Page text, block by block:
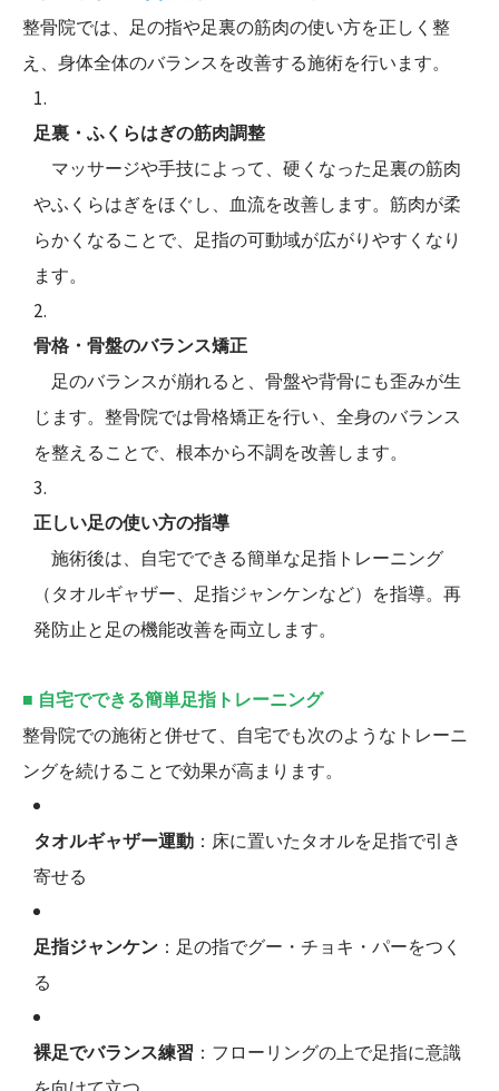
整骨院では、足の指や足裏の筋肉の使い方を正しく整
え、身体全体のバランスを改善する施術を行います。
足裏・ふくらはぎの筋肉調整
マッサージや手技によって、硬くなった足裏の筋肉
やふくらはぎをほぐし、血流を改善します。筋肉が柔
らかくなることで、足指の可動域が広がりやすくなり
ます。
骨格・骨盤のバランス矯正
足のバランスが崩れると、骨盤や背骨にも歪みが生
じます。整骨院では骨格矯正を行い、全身のバランス
を整えることで、根本から不調を改善します。
正しい足の使い方の指導
施術後は、自宅でできる簡単な足指トレーニング
（タオルギャザー、足指ジャンケンなど）を指導。再
発防止と足の機能改善を両立します。
■ 自宅でできる簡単足指トレーニング
整骨院での施術と併せて、自宅でも次のようなトレーニ
ングを続けることで効果が高まります。
タオルギャザー運動 ：床に置いたタオルを足指で引き
寄せる
足指ジャンケン ：足の指でグー・チョキ・パーをつく
る
裸足でバランス練習 ：フローリングの上で足指に意識